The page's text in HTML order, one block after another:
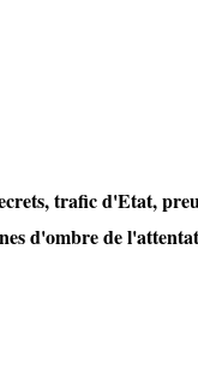
trafic d'Etat,
d'ombre de